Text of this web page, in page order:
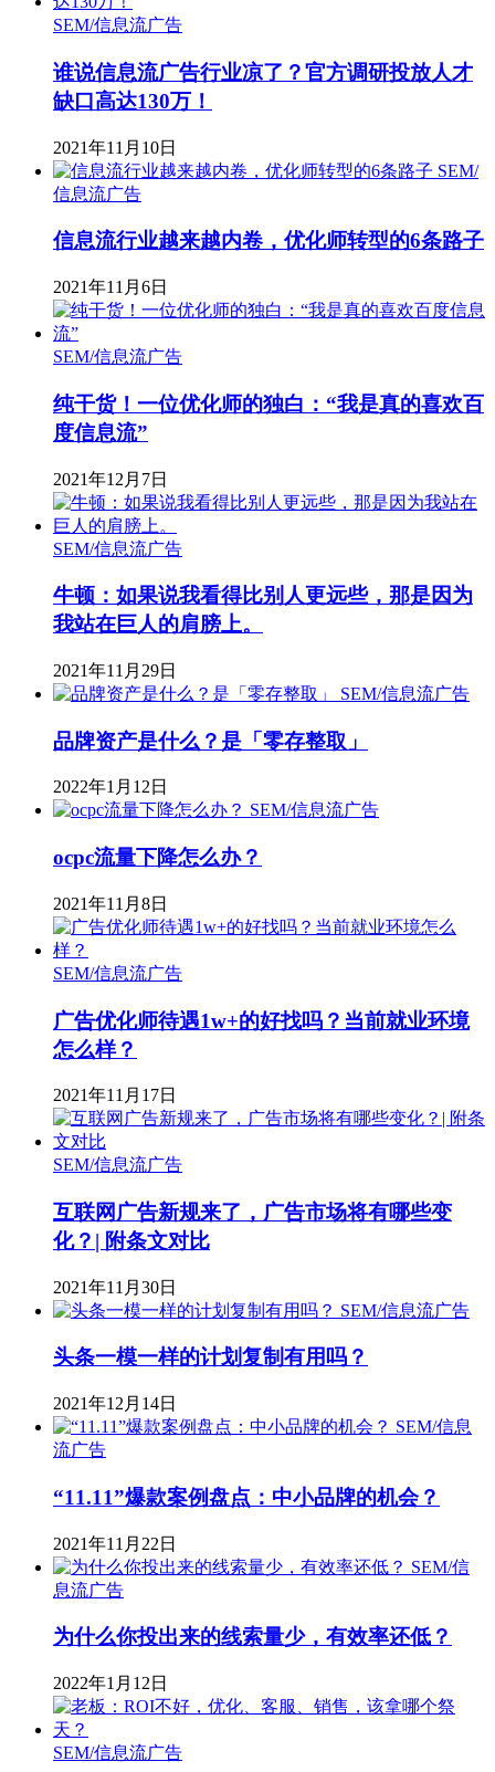
SEM/信息流广告
谁说信息流广告行业凉了？官方调研投放人才
缺口高达130万！
2021年11月10日
SEM/
信息流广告
信息流行业越来越内卷，优化师转型的6条路子
2021年11月6日
SEM/信息流广告
纯干货！一位优化师的独白：“我是真的喜欢百
度信息流”
2021年12月7日
SEM/信息流广告
牛顿：如果说我看得比别人更远些，那是因为
我站在巨人的肩膀上。
2021年11月29日
SEM/信息流广告
品牌资产是什么？是「零存整取」
2022年1月12日
SEM/信息流广告
ocpc流量下降怎么办？
2021年11月8日
SEM/信息流广告
广告优化师待遇1w+的好找吗？当前就业环境
怎么样？
2021年11月17日
SEM/信息流广告
互联网广告新规来了，广告市场将有哪些变
化？| 附条文对比
2021年11月30日
SEM/信息流广告
头条一模一样的计划复制有用吗？
2021年12月14日
SEM/信息
流广告
“11.11”爆款案例盘点：中小品牌的机会？
2021年11月22日
SEM/信
息流广告
为什么你投出来的线索量少，有效率还低？
2022年1月12日
SEM/信息流广告